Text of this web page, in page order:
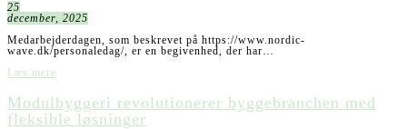
25
december, 2025
Medarbejderdagen, som beskrevet på https://www.nordic-
wave.dk/personaledag/, er en begivenhed, der har…
Læs mere
Modulbyggeri revolutionerer byggebranchen med
fleksible løsninger